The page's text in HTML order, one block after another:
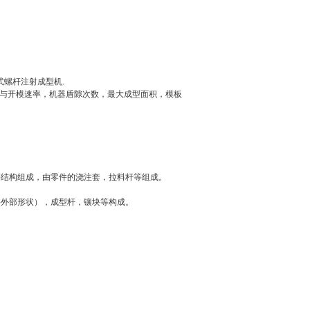
螺杆注射成型机.
开模速率，机器盾隙次数，最大成型面积，模板
构组成，由零件的浇注套，拉料杆等组成。
部形状），成型杆，镶块等构成。